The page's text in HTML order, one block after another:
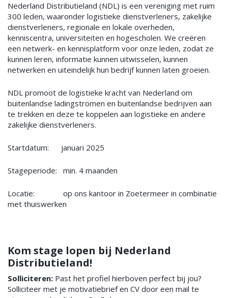
Nederland Distributieland (NDL) is een vereniging met ruim
300 leden, waaronder logistieke dienstverleners, zakelijke
dienstverleners, regionale en lokale overheden,
kenniscentra, universiteiten en hogescholen. We creëren
een netwerk- en kennisplatform voor onze leden, zodat ze
kunnen leren, informatie kunnen uitwisselen, kunnen
netwerken en uiteindelijk hun bedrijf kunnen laten groeien.
NDL promoot de logistieke kracht van Nederland om
buitenlandse ladingstromen en buitenlandse bedrijven aan
te trekken en deze te koppelen aan logistieke en andere
zakelijke dienstverleners.
Startdatum: januari 2025
Stageperiode: min. 4 maanden
Locatie: op ons kantoor in Zoetermeer in combinatie
met thuiswerken
Kom stage lopen bij Nederland
Distributieland!
Solliciteren: Past het profiel hierboven perfect bij jou?
Solliciteer met je motivatiebrief en CV door een mail te